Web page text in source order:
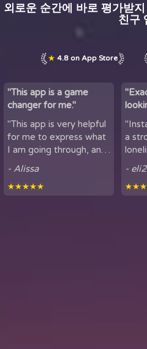
외로운 순간에 바로 평가받
친구
★ 4.8 on App Store
"This app is a game
changer for me."
"This app is very helpful
for me to express what
I am going through, and
helpful for people who
experience loneliness,
- Alissa
★★★★★
a
-